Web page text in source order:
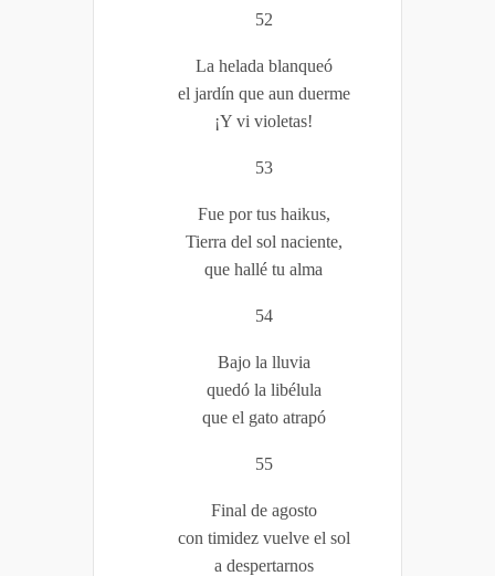
52
La helada blanqueó
el jardín que aun duerme
¡Y vi violetas!
53
Fue por tus haikus,
Tierra del sol naciente,
que hallé tu alma
54
Bajo la lluvia
quedó la libélula
que el gato atrapó
55
Final de agosto
con timidez vuelve el sol
a despertarnos